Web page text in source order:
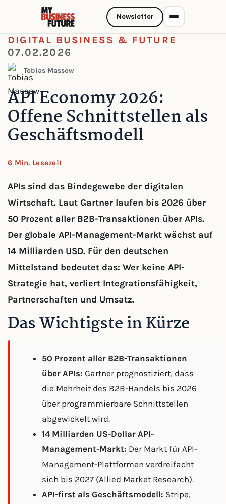
DIGITAL BUSINESS & FUTURE
07.02.2026
Tobias Massow
API Economy 2026:
Offene Schnittstellen als
Geschäftsmodell
6 Min. Lesezeit
APIs sind das Bindegewebe der digitalen
Wirtschaft. Laut Gartner laufen bis 2026 über
50 Prozent aller B2B-Transaktionen über APIs.
Der globale API-Management-Markt wächst auf
14 Milliarden USD. Für den deutschen
Mittelstand bedeutet das: Wer keine API-
Strategie hat, verliert Integrationsfähigkeit,
Partnerschaften und Umsatz.
Das Wichtigste in Kürze
50 Prozent aller B2B-Transaktionen
über APIs: Gartner prognostiziert, dass
die Mehrheit des B2B-Handels bis 2026
über programmierbare Schnittstellen
abgewickelt wird.
14 Milliarden US-Dollar API-
Management-Markt: Der Markt für API-
Management-Plattformen verdreifacht
sich bis 2027 (Allied Market Research).
API-first als Geschäftsmodell: Stripe,
Newsletter